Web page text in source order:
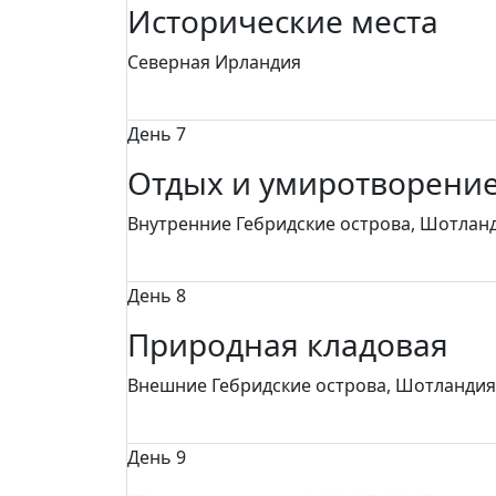
Исторические места
Северная Ирландия
День 7
Отдых и
Внутренние Гебридские острова,
День 8
Природная кладовая
Внешние Гебридские острова,
День 9